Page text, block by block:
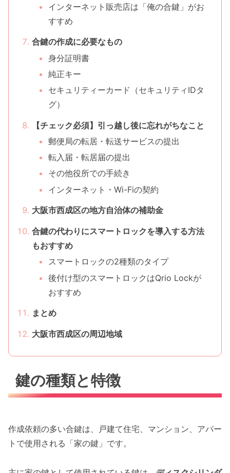
インターネット販売店は「俺の合鍵」がお
すすめ
合鍵の作成に必要なもの
身分証明書
純正キー
セキュリティーカード（セキュリティIDタ
グ）
【チェック必須】引っ越し後に忘れがちなこと
郵便局の転居・転送サービスの提出
転入届・転居届の提出
その他役所での手続き
インターネット・Wi-Fiの契約
大阪市西成区の地方自治体の補助金
合鍵の代わりにスマートロックを導入する方法
もおすすめ
スマートロックの2種類のタイプ
後付け型のスマートロックはQrio Lockが
おすすめ
まとめ
大阪市西成区の周辺地域
鍵の種類と特徴
作成依頼の多い合鍵は、戸建て住宅、マンション、アパー
トで使用される「家の鍵」です。